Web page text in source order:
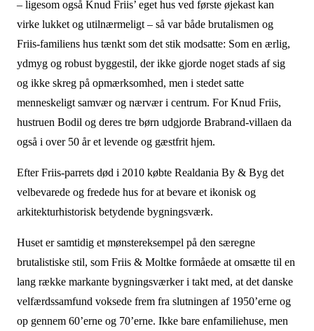
– ligesom også Knud Friis’ eget hus ved første øjekast kan
virke lukket og utilnærmeligt – så var både brutalismen og
Friis-familiens hus tænkt som det stik modsatte: Som en ærlig,
ydmyg og robust byggestil, der ikke gjorde noget stads af sig
og ikke skreg på opmærksomhed, men i stedet satte
menneskeligt samvær og nærvær i centrum. For Knud Friis,
hustruen Bodil og deres tre børn udgjorde Brabrand-villaen da
også i over 50 år et levende og gæstfrit hjem.
Efter Friis-parrets død i 2010 købte Realdania By & Byg det
velbevarede og fredede hus for at bevare et ikonisk og
arkitekturhistorisk betydende bygningsværk.
Huset er samtidig et mønstereksempel på den særegne
brutalistiske stil, som Friis & Moltke formåede at omsætte til en
lang række markante bygningsværker i takt med, at det danske
velfærdssamfund voksede frem fra slutningen af 1950’erne og
op gennem 60’erne og 70’erne. Ikke bare enfamiliehuse, men